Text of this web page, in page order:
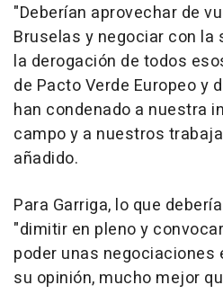
"Deberían aprovechar de
Bruselas y negociar con la
la derogación de todos
de Pacto Verde Europeo y
han condenado a nuestra
campo y a nuestros
añadido.
Para Garriga, lo que
"dimitir en pleno y
poder unas negociaciones
su opinión, mucho mejor